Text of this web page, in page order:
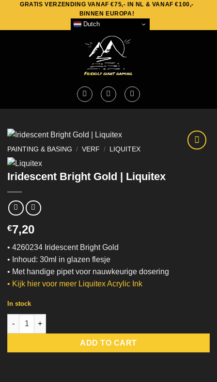
content
GRATIS VERZENDING VANAF €75,- IN NL & VANAF €100,-
BINNEN EUROPA!
Dutch
PAINTING & BASING / VERF / LIQUITEX
Iridescent Bright Gold | Liquitex
€7,20
• 4260234 Iridescent Bright Gold
• Inhoud: 30ml in glazen flesje
• Met handige pipet voor nauwkeurige dosering
• Kijk hier voor meer Liquitex Acrylic Ink
In stock
Iridescent Bright Gold | Liquitex quantity
ADD TO CART